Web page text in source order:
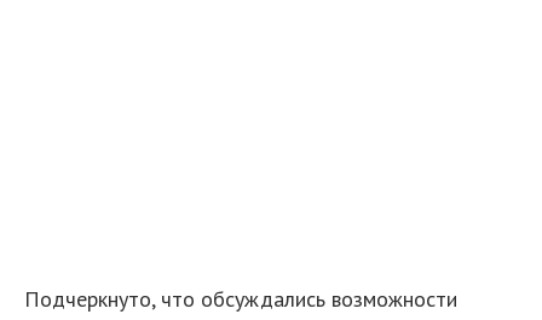
Подчеркнуто, что обсуждались возможности